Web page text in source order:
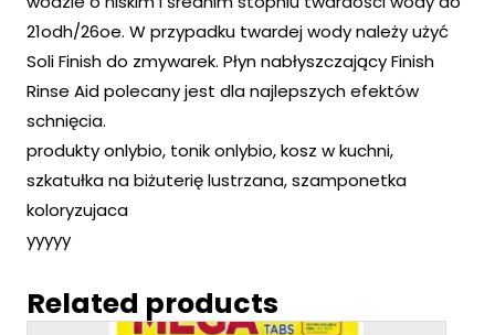
21odh/26oe. W przypadku twardej wody należy użyć
Soli Finish do zmywarek. Płyn nabłyszczający Finish
Rinse Aid polecany jest dla najlepszych efektów
schnięcia.
produkty onlybio, tonik onlybio, kosz w kuchni,
szkatułka na biżuterię lustrzana, szamponetka
koloryzujaca
yyyyy
Related products